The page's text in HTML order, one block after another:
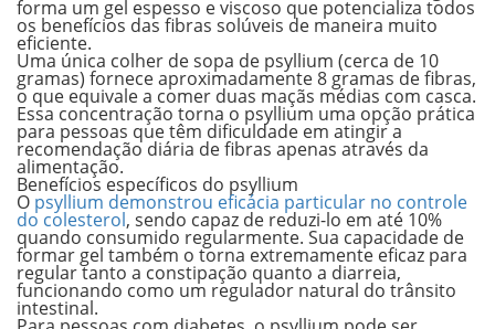
forma um gel espesso e viscoso que potencializa todos
os benefícios das fibras solúveis de maneira muito
eficiente.
Uma única colher de sopa de psyllium (cerca de 10
gramas) fornece aproximadamente 8 gramas de fibras,
o que equivale a comer duas maçãs médias com casca.
Essa concentração torna o psyllium uma opção prática
para pessoas que têm dificuldade em atingir a
recomendação diária de fibras apenas através da
alimentação.
Benefícios específicos do psyllium
O psyllium demonstrou eficácia particular no controle
do colesterol, sendo capaz de reduzi-lo em até 10%
quando consumido regularmente. Sua capacidade de
formar gel também o torna extremamente eficaz para
regular tanto a constipação quanto a diarreia,
funcionando como um regulador natural do trânsito
intestinal.